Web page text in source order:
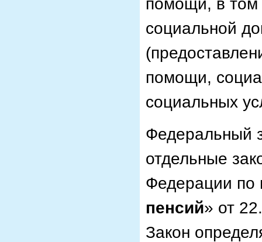
социальной
помощи,
социальных
Федеральный
отдельные
Федерации
пенсий» от
Закон